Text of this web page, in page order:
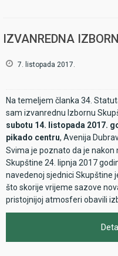
IZVANREDNA
7. listopada 2017.
Na temeljem članka 34.
sam izvanrednu Izbornu
subotu 14. listopada 2017.
pikado centru, Avenija
Svima je poznato da je nakon
Skupštine 24. lipnja 2017
navedenoj sjednici Skupštine
što skorije vrijeme sazove
pristojnijoj atmosferi obavili